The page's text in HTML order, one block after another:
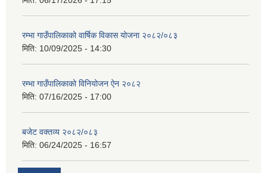
रम्भा गाउँपालिकाको वार्षिक विकास योजना २०८२/०८३
मिति: 10/09/2025 - 14:30
रम्भा गाउँपालिकाको विनियोजन ऐन २०८२
मिति: 07/16/2025 - 17:00
बजेट वक्तव्य २०८२/०८३
मिति: 06/24/2025 - 16:57